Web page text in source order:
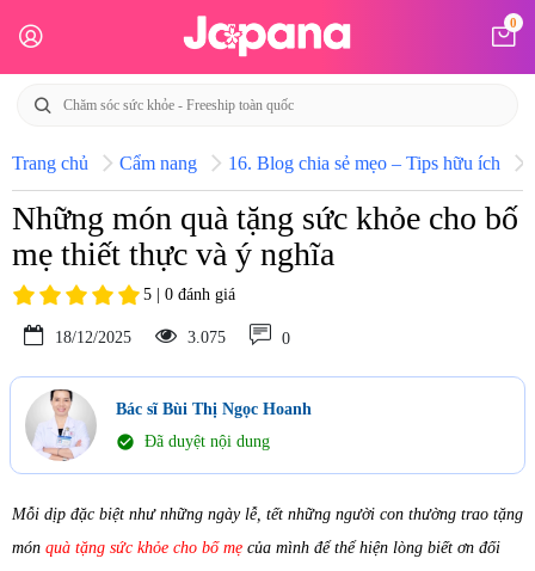
0
Trang chủ Cẩm nang 16. Blog chia sẻ mẹo – Tips hữu ích
Những món quà tặng sức khỏe cho bố
mẹ thiết thực và ý nghĩa
5 | 0 đánh giá
18/12/2025 3.075 0
Bác sĩ Bùi Thị Ngọc Hoanh
check_circle Đã duyệt nội dung
Mỗi dịp đặc biệt như những ngày lễ, tết những người con thường trao tặng
món quà tặng sức khỏe cho bố mẹ của mình để thể hiện lòng biết ơn đối